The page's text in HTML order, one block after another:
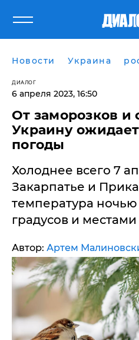
Новости Украина
ДИАЛОГ
6 апреля 2023, 16:50
От заморозков и
Украину
погоды
Холоднее всего 7
Закарпатье и
температура ночью
градусов и
Автор: Артем